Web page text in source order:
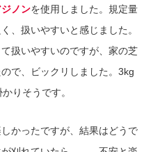
ノンを使用しました。規定量
、扱いやすいと感じました。
扱いやすいのですが、家の芝
で、ビックリしました。3kg
りそうです。
かったですが、結果はどうで